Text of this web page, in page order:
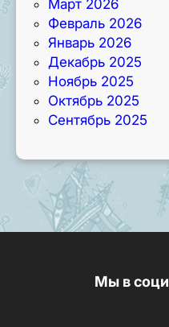
Март 2026
Февраль 2026
Январь 2026
Декабрь 2025
Ноябрь 2025
Октябрь 2025
Сентябрь 2025
Мы в